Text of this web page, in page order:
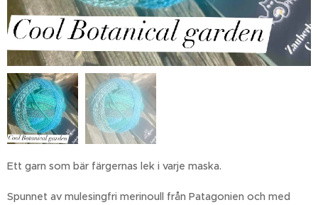
Ett garn som bär färgernas lek i varje maska.
Spunnet av mulesingfri merinoull från Patagonien och med